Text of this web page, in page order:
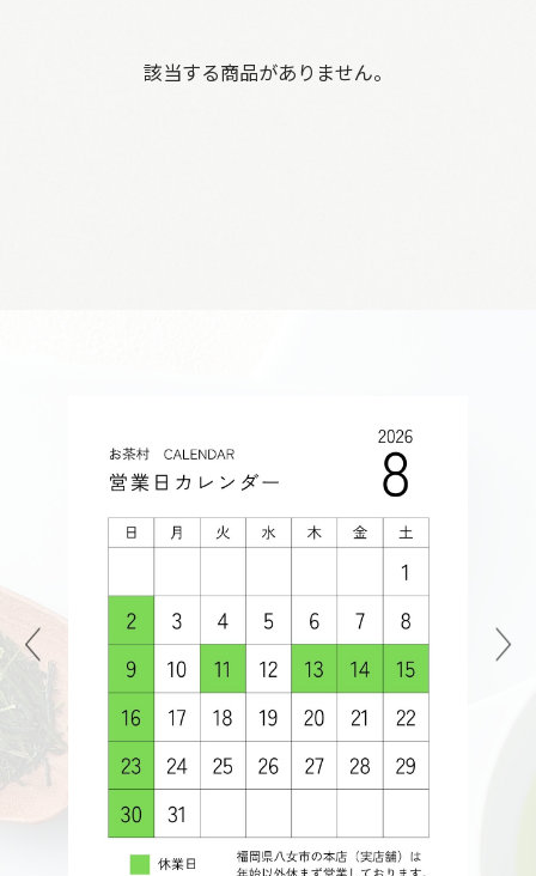
該当する商品がありません。